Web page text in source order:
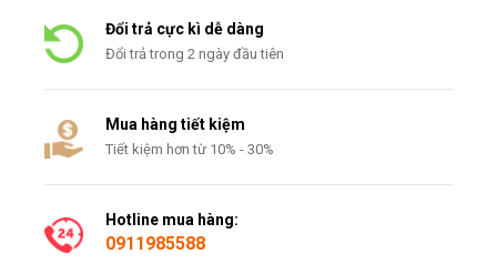
Đổi trả cực kì dễ dàng
Đổi trả trong 2 ngày đầu tiên
Mua hàng tiết kiệm
Tiết kiệm hơn từ 10% - 30%
Hotline mua hàng:
0911985588